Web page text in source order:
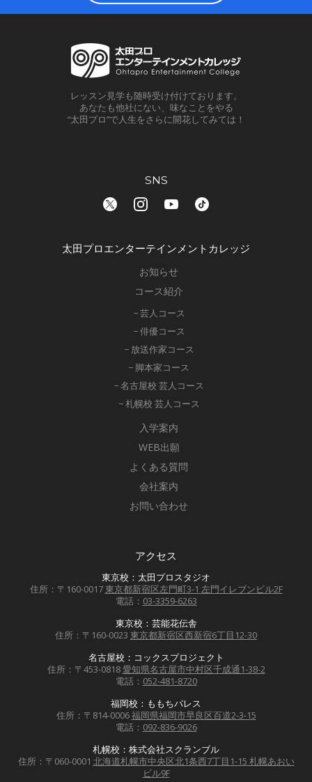
レッスン見学も随時受け付けております。
あなたも他社にない、味なことをやる
“太田プロ”で人生をさらに開花してみては！
SNS
太田プロエンターテインメントカレッジ
お知らせ
コース紹介
− 芸人コース
− 俳優コース
− 放送作家コース
− 脚本家コース
− 名古屋校 芸人コース
− 札幌校 芸人コース
入学案内
WEB出願
よくある質問
会社案内
お問い合わせ
アクセス
東京校：太田プロスタジオ
住所：〒160-0017東京都新宿区左門町3-1 左門イレブンビル2F
電話： 03-3359-6263
東京校：芸能花伝舎
住所：〒160-0023 東京都新宿区西新宿6丁目12-30
名古屋校：コックスプロジェクト
住所：〒453-0818愛知県名古屋市中村区千成通1-38-2
電話： 052-481-8720
福岡校：ももちパレス
住所：〒814-0006福岡県福岡市早良区百道2-3-15
電話： 092-836-9026
札幌校：株式会社スクランブル
住所：〒060-0001 北海道札幌市中央区北1条西7丁目1-15 札幌あおい
ビル9F